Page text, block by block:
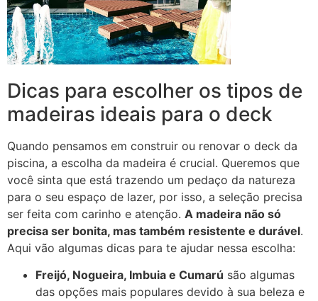
Dicas para escolher os tipos de
madeiras ideais para o deck
Quando pensamos em construir ou renovar o deck da
piscina, a escolha da madeira é crucial. Queremos que
você sinta que está trazendo um pedaço da natureza
para o seu espaço de lazer, por isso, a seleção precisa
ser feita com carinho e atenção. A madeira não só
precisa ser bonita, mas também resistente e durável.
Aqui vão algumas dicas para te ajudar nessa escolha:
Freijó, Nogueira, Imbuia e Cumarú são algumas
das opções mais populares devido à sua beleza e